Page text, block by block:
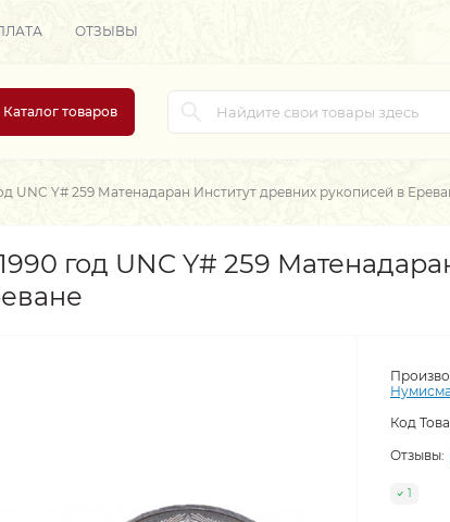
ОТЗЫВЫ
Каталог товаров
UNC Y# 259 Матенадаран Институт древних рукописей в
год UNC Y# 259
Код
Отзывы:
1